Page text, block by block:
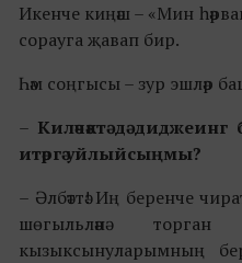
Икенче киңәш – «Мин
сорауга җавап бир.
Һәм соңгысы – зур эшләр
– Киләчәктә дә
итәргә уйлыйсыңмы?
– Әлбәттә! Иң беренче
шөгыльләнә
кызыксынуларымның